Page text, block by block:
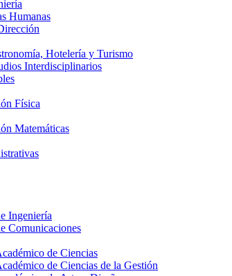
Humanas
Hotelería y Turismo
Interdisciplinarios
Física
Matemáticas
Ingeniería
Comunicaciones
de Ciencias
de Ciencias de la Gestión